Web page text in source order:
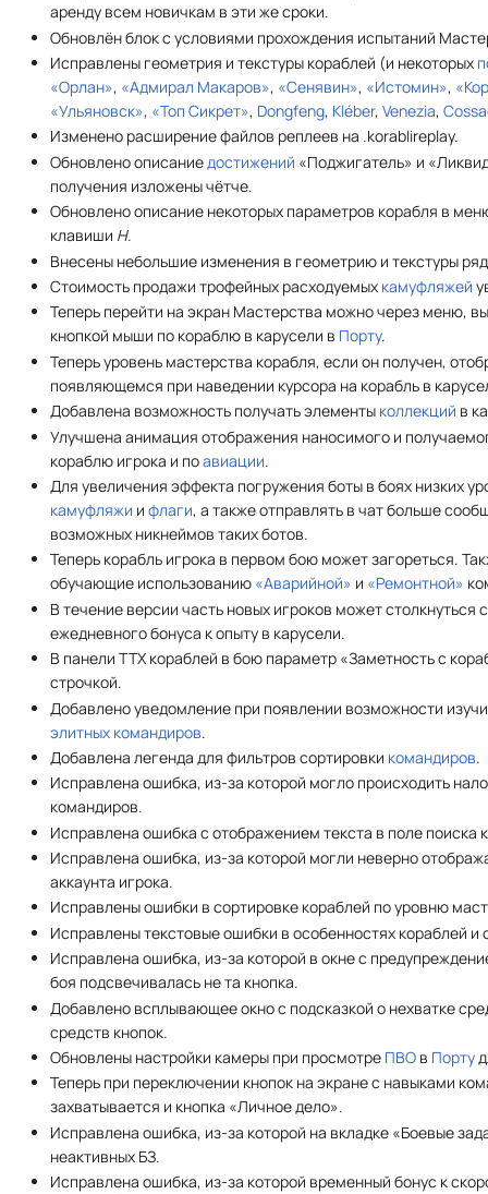
аренду всем новичкам в эти же сроки.
Обновлён блок с условиями прохождения испытаний
Исправлены геометрия и текстуры кораблей (и некоторых
«Орлан», «Адмирал Макаров», «Сенявин», «Истомин»,
«Ульяновск», «Топ Сикрет», Dongfeng, Kléber,Venezia,
Изменено расширение файлов реплеев на .korablireplay.
Обновлено описаниедостижений «Поджигатель» и
получения изложены чётче.
Обновлено описание некоторых параметров корабля в
клавиши H.
Внесены небольшие изменения в геометрию и текстуры
Стоимость продажи трофейных расходуемых камуфляжей
Теперь перейти на экран Мастерства можно через меню,
кнопкой мыши по кораблю в карусели в Порту.
Теперь уровень мастерства корабля, если он получен,
появляющемся при наведении курсора на корабль в
Добавлена возможность получать элементы коллекций в
Улучшена анимация отображения наносимого и
кораблю игрока и поавиации.
Для увеличения эффекта погружения боты в боях низких
камуфляжи ифлаги, а также отправлять в чат больше
возможных никнеймов таких ботов.
Теперь корабль игрока в первом бою может загореться.
обучающие использованию «Аварийной» и «Ремонтной»
В течение версии часть новых игроков может
ежедневного бонуса к опыту в карусели.
В панели ТТХ кораблей в бою параметр «Заметность с
строчкой.
Добавлено уведомление при появлении возможности
элитных командиров.
Добавлена легенда для фильтров сортировки командиров.
Исправлена ошибка, из-за которой могло происходить
командиров.
Исправлена ошибка с отображением текста в поле поиска
Исправлена ошибка, из-за которой могли неверно
аккаунта игрока.
Исправлены ошибки в сортировке кораблей по уровню
Исправлены текстовые ошибки в особенностях кораблей и
Исправлена ошибка, из-за которой в окне с
боя подсвечивалась не та кнопка.
Добавлено всплывающее окно с подсказкой о нехватке
средств кнопок.
Обновлены настройки камеры при просмотре ПВО в Порту
Теперь при переключении кнопок на экране с навыками
захватывается и кнопка «Личное дело».
Исправлена ошибка, из-за которой на вкладке «Боевые
неактивных БЗ.
Исправлена ошибка, из-за которой временный бонус к